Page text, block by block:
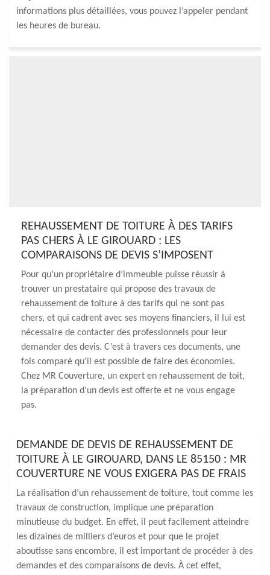
informations plus détaillées, vous pouvez l’appeler pendant
les heures de bureau.
REHAUSSEMENT DE TOITURE À DES TARIFS
PAS CHERS À LE GIROUARD : LES
COMPARAISONS DE DEVIS S’IMPOSENT
Pour qu’un propriétaire d’immeuble puisse réussir à
trouver un prestataire qui propose des travaux de
rehaussement de toiture à des tarifs qui ne sont pas
chers, et qui cadrent avec ses moyens financiers, il lui est
nécessaire de contacter des professionnels pour leur
demander des devis. C’est à travers ces documents, une
fois comparé qu’il est possible de faire des économies.
Chez MR Couverture, un expert en rehaussement de toit,
la préparation d’un devis est offerte et ne vous engage
pas.
DEMANDE DE DEVIS DE REHAUSSEMENT DE
TOITURE À LE GIROUARD, DANS LE 85150 : MR
COUVERTURE NE VOUS EXIGERA PAS DE FRAIS
La réalisation d’un rehaussement de toiture, tout comme les
travaux de construction, implique une préparation
minutieuse du budget. En effet, il peut facilement atteindre
les dizaines de milliers d’euros et pour que le projet
aboutisse sans encombre, il est important de procéder à des
demandes et des comparaisons de devis. À cet effet,